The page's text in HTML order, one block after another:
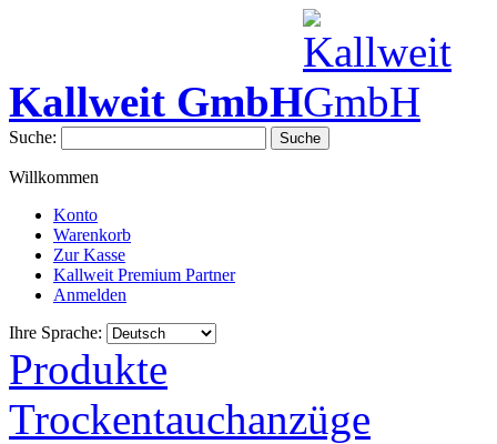
Kallweit GmbH
Suche: Suche
Willkommen
Konto
Warenkorb
Zur Kasse
Kallweit Premium Partner
Anmelden
Ihre Sprache:
Produkte
Trockentauchanzüge